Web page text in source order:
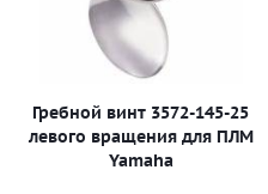
Гребной винт 3572-145-25
левого вращения для ПЛМ
Yamaha